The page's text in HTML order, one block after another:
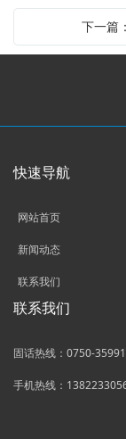
下一篇
快速导航
网站首页
新闻动态
联系我们
联系我们
固话热线：0750-
手机热线：